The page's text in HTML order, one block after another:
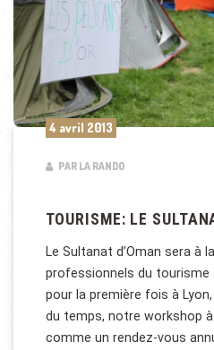
4 avril 2013
PAR LA RANDO
TOURISME: LE
Le Sultanat d’Oman sera à
professionnels du tourisme
pour la première fois à Lyon,
du temps, notre workshop
comme un rendez-vous